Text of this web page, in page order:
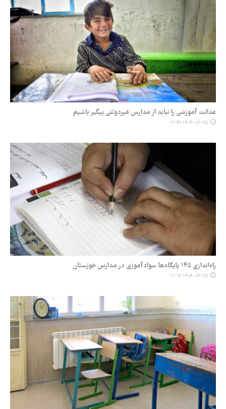
عدالت آموزشی را نباید از مدارس غیردولتی پیگیر باشیم
۱۴۰۴-۰۷-۲۵ ۱۲:۴۹
راه‌اندازی ۱۴۵ پایگاه‌ها سوادآموزی در مدارس خوزستان
۱۴۰۴-۰۷-۲۵ ۱۱:۱۷